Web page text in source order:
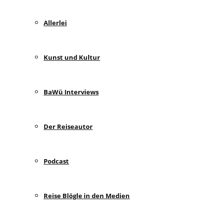
Allerlei
Kunst und Kultur
BaWü Interviews
Der Reiseautor
Podcast
Reise Blögle in den Medien